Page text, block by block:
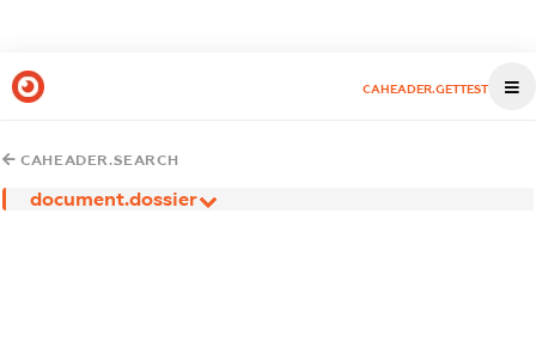
CAHEADER.GETTEST
CAHEADER.SEARCH
document.dossier